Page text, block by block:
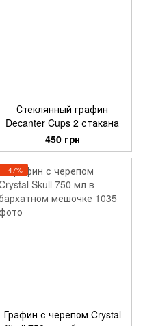
Стеклянный графин
Decanter Cups 2 стакана
450 грн
−47%
Графин с черепом Crystal